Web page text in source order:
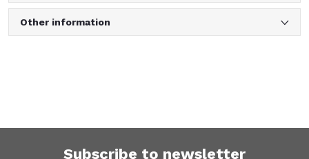
Other information
Subscribe to newsletter